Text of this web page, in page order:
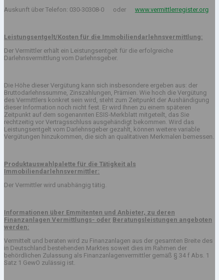
Auskunft über Telefon: 030-30308-0 oder www.vermittlerregister.org
Leistungsentgelt/Kosten für die Immobiliendarlehnsvermittlung:
Der Vermittler erhält ein Leistungsentgelt für die erfolgreiche
Darlehnsvermittlung vom Darlehnsgeber.
Die Höhe dieser Vergütung kann sich insbesondere ergeben aus: der
Bruttodarlehnssumme, Zinszahlungen, Prämien. Wie hoch die Vergütung
des Vermittlers konkret sein wird, steht zum Zeitpunkt der Aushändigung
dieser Information noch nicht fest. Er wird Ihnen zu einem späteren
Zeitpunkt auf dem sogenannten ESIS-Merkblatt mitgeteilt, das Sie
rechtzeitig vor Vertragsschluss ausgehändigt bekommen. Wird das
Leistungsentgelt vom Darlehnsgeber gezahlt, können weitere variable
Vergütungen hinzukommen, die sich an qualitativen Merkmalen bemessen.
Produktauswahlpalette für die Tätigkeit als
Immobiliendarlehnsvermittler:
Der Vermittler wird unabhängig tätig.
Informationen über Emmitenten und Anbieter, zu deren
Finanzanlagen Vermittlungs- oder Beratungsleistungen angeboten
werden:
Vermittelt und beraten wird zu Finanzanlagen aus der gesamten Breite des
in Deutschland bestehenden Marktes soweit dies im Rahmen der
behördlichen Zulassung als Finanzanlagenvermittler gemäß § 34 f Abs. 1
Satz 1 GewO zulässig ist.